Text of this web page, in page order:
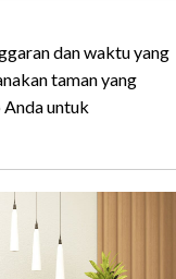
dan waktu yang
taman yang
Anda untuk